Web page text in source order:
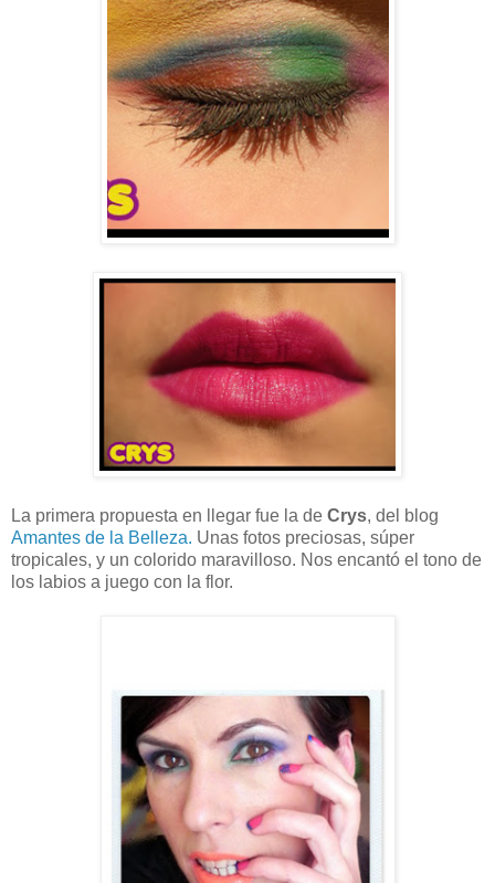
La primera propuesta en llegar fue la de Crys, del blog
Amantes de la Belleza. Unas fotos preciosas, súper
tropicales, y un colorido maravilloso. Nos encantó el tono de
los labios a juego con la flor.